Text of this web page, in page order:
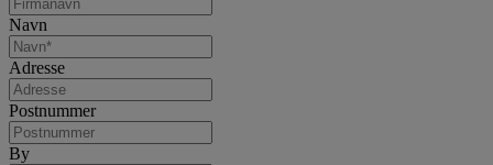
Navn
Adresse
Postnummer
By